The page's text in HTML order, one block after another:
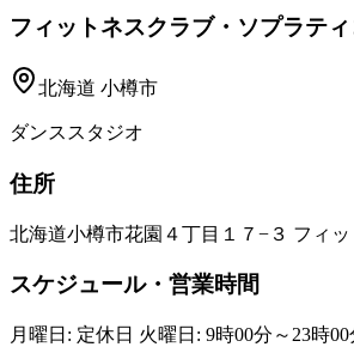
フィットネスクラブ・ソプラティ
北海道 小樽市
ダンススタジオ
住所
北海道小樽市花園４丁目１７−３ フィ
スケジュール・営業時間
月曜日: 定休日 火曜日: 9時00分～23時